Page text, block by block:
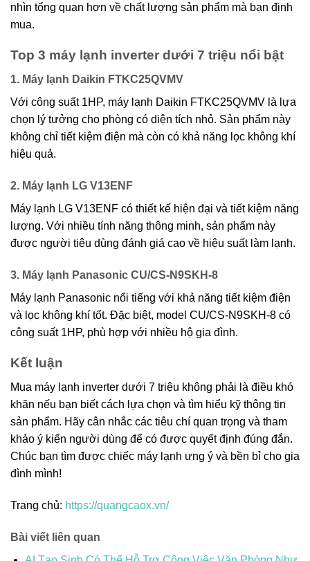
nhìn tổng quan hơn về chất lượng sản phẩm mà bạn định
mua.
Top 3 máy lạnh inverter dưới 7 triệu nổi bật
1. Máy lạnh Daikin FTKC25QVMV
Với công suất 1HP, máy lạnh Daikin FTKC25QVMV là lựa
chọn lý tưởng cho phòng có diện tích nhỏ. Sản phẩm này
không chỉ tiết kiệm điện mà còn có khả năng lọc không khí
hiệu quả.
2. Máy lạnh LG V13ENF
Máy lạnh LG V13ENF có thiết kế hiện đại và tiết kiệm năng
lượng. Với nhiều tính năng thông minh, sản phẩm này
được người tiêu dùng đánh giá cao về hiệu suất làm lạnh.
3. Máy lạnh Panasonic CU/CS-N9SKH-8
Máy lạnh Panasonic nổi tiếng với khả năng tiết kiệm điện
và lọc không khí tốt. Đặc biệt, model CU/CS-N9SKH-8 có
công suất 1HP, phù hợp với nhiều hộ gia đình.
Kết luận
Mua máy lạnh inverter dưới 7 triệu không phải là điều khó
khăn nếu bạn biết cách lựa chọn và tìm hiểu kỹ thông tin
sản phẩm. Hãy cân nhắc các tiêu chí quan trọng và tham
khảo ý kiến người dùng để có được quyết định đúng đắn.
Chúc bạn tìm được chiếc máy lạnh ưng ý và bền bỉ cho gia
đình mình!
Trang chủ: https://quangcaox.vn/
Bài viết liên quan